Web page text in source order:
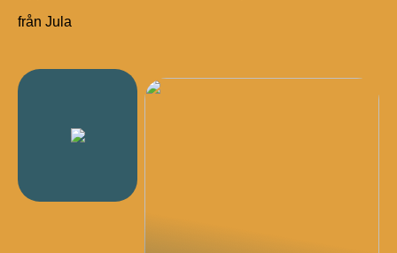
från Jula